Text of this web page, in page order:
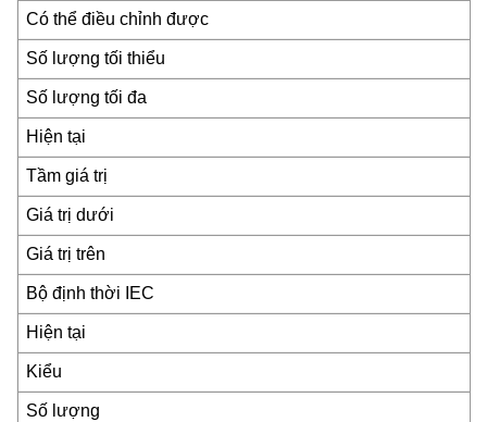
Có thể điều chỉnh được
Số lượng tối thiểu
Số lượng tối đa
Hiện tại
Tầm giá trị
Giá trị dưới
Giá trị trên
Bộ định thời IEC
Hiện tại
Kiểu
Số lượng